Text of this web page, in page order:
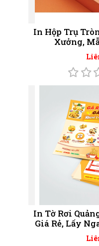
In Hộp Trụ
Xưởng,
In Tờ Rơi
Giá Rẻ, Lấy